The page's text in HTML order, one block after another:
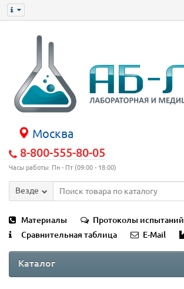
Москва
8-800-555-80-05
Часы работы: Пн - Пт (09:00 - 18:00)
Везде
Материалы
Протоколы испытаний
Сравнительная таблица
E-Mail
Каталог